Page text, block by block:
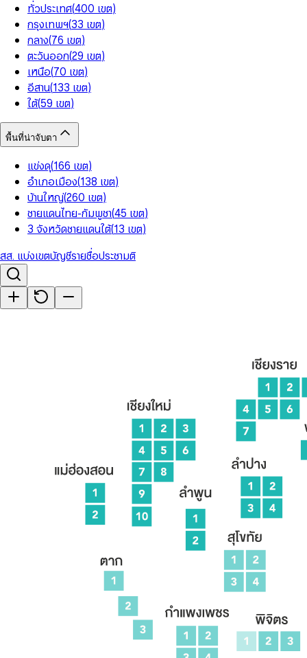
ทั่วประเทศ(400 เขต)
กรุงเทพฯ(33 เขต)
กลาง(76 เขต)
ตะวันออก(29 เขต)
เหนือ(70 เขต)
อีสาน(133 เขต)
ใต้(59 เขต)
พื้นที่น่าจับตา
แข่งดุ(166 เขต)
อำเภอเมือง(138 เขต)
บ้านใหญ่(260 เขต)
ชายแดนไทย-กัมพูชา(45 เขต)
3 จังหวัดชายแดนใต้(13 เขต)
สส. แบ่งเขตบัญชีรายชื่อประชามติ